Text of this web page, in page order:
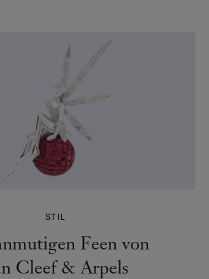
STIL
Feen von
Cleef & Arpels